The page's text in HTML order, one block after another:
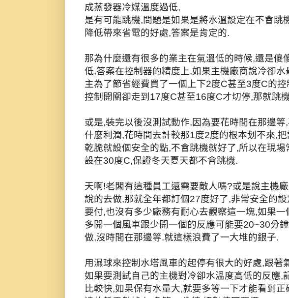
成蒸發器冷媒溫度過低,
是有可能跳機,問題是如果是將水溫設定在不會跳
降低帶來省電的好處,答案是肯定的.
那為什麼還有很多的業主在氣溫低的時候,還是傻
低,答案在控制器的精度上,如果主機廠商說冷卻
主為了節省經費買了一個上下2度C甚至3度C的
控制開關卻走到17度C甚至16度C才切停,那就跳
或是,裝完以後沒測試動作,因為要花時間在那邊
什麼利潤,花時間去計較那1度2度的根本划不來,
乾脆就設個安全的點,不會跳機就好了,所以在現
設在30度C,保證冬天夏天都不會跳機.
天啊!老闆有這種員工還需要敵人嗎?或是說主機
說的去做,那就全年都訂個27度好了,非常安全的
要付,也沒有多少廠務有耐心去觀察這一塊,如果
多開一個風車跟少開一個的反應可能要20~30分
做,沒時間在那邊等.就這樣浪費了一大堆的銀子.
用濕球來控制水塔風車的起停有很大的好處,跟著
如果要測試自己的主機對冷卻水溫度高低的反應,
比較快,如果保有水量大,就要多等一下才能看到